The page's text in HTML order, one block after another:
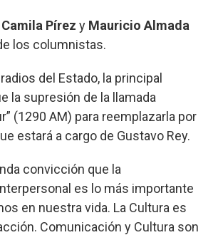
Camila Pírez y Mauricio Almada
los columnistas.
del Estado, la principal
la supresión de la llamada
(1290 AM) para reemplazarla por
estará a cargo de Gustavo Rey.
convicción que la
es lo más importante
en nuestra vida. La Cultura es
Comunicación y Cultura son